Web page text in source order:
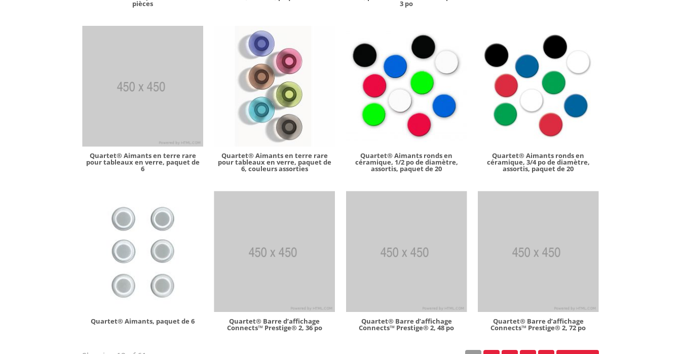
pièces 3 po
Quartet® Aimants en terre rare
pour tableaux en verre, paquet de
6
Quartet® Aimants en terre rare
pour tableaux en verre, paquet de
6, couleurs assorties
Quartet® Aimants ronds en
céramique, 1/2 po de diamètre,
assortis, paquet de 20
Quartet® Aimants ronds en
céramique, 3/4 po de diamètre,
assortis, paquet de 20
Quartet® Aimants, paquet de 6 Quartet® Barre d’affichage
Connects™ Prestige® 2, 36 po
Quartet® Barre d’affichage
Connects™ Prestige® 2, 48 po
Quartet® Barre d’affichage
Connects™ Prestige® 2, 72 po